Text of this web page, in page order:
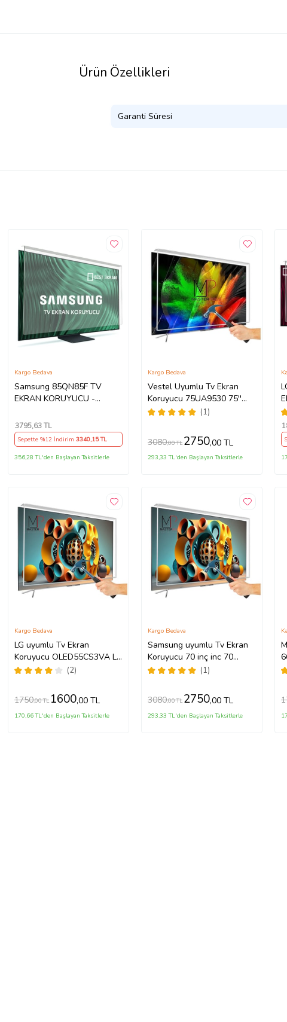
Ürün Özellikleri
Garanti Süresi
Samsung 85QN85F TV
EKRAN KORUYUCU -
Ekran Tv ekran Koruyucu
QE85QN85FAUXTK
Kargo Bedava
3795,63 TL
Sepette %12 İndirim 3340,15 TL
356,28 TL'den Başlayan Taksitlerle
Vestel Uyumlu Tv Ekran
Koruyucu 75UA9530 75''
189 Ekran 4K Smart Android
(1)
Kargo Bedava
3080,00 TL 2750,00 TL
293,33 TL'den Başlayan Taksitlerle
LG uyumlu Tv Ekran
Koruyucu OLED55CS3VA LG
OLED evo 55 inç inc CS3
(2)
Kargo Bedava
1750,00 TL 1600,00 TL
170,66 TL'den Başlayan Taksitlerle
Samsung uyumlu Tv Ekran
Koruyucu 70 inç inc 70
Crystal UHD 4K CU7100
(1)
Kargo Bedava
3080,00 TL 2750,00 TL
293,33 TL'den Başlayan Taksitlerle